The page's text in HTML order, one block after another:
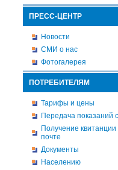
ПРЕСС-ЦЕНТР
Новости
СМИ о нас
Фотогалерея
ПОТРЕБИТЕЛЯМ
Тарифы и цены
Передача показаний
Получение
почте
Документы
Населению